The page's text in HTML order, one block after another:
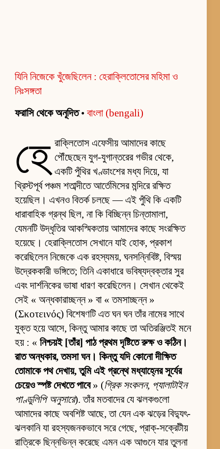
যিনি নিজেকে খুঁজেছিলেন : হেরাক্লিতোসের মহিমা ও
নিঃসঙ্গতা
ফরাসি থেকে অনূদিত• বাংলা (bengali)
হে রাক্লিতোস এফেসীয় আমাদের কাছে
পৌঁছেছেন যুগ-যুগান্তরের গভীর থেকে,
একটি পুঁথির খণ্ডাংশের মধ্য দিয়ে, যা
খ্রিস্টপূর্ব পঞ্চম শতাব্দীতে আর্তেমিসের মন্দিরে রক্ষিত
হয়েছিল। এখনও বিতর্ক চলছে — এই পুঁথি কি একটি
ধারাবাহিক গ্রন্থ ছিল, না কি বিচ্ছিন্ন চিন্তামালা,
যেমনটি উদ্ধৃতির আকস্মিকতায় আমাদের কাছে সংরক্ষিত
হয়েছে। হেরাক্লিতোস সেখানে যাই হোক, প্রকাশ
করেছিলেন নিজেকে এক রহস্যময়, ঘনসন্নিবিষ্ট, বিস্ময়
উদ্রেককারী ভঙ্গিতে; তিনি একাধারে ভবিষ্যদ্বক্তার সুর
এবং দার্শনিকের ভাষা ধারণ করেছিলেন। সেখান থেকেই
সেই « অন্ধকারাচ্ছন্ন » বা « তমসাচ্ছন্ন »
(Σκοτεινός) বিশেষণটি এত ঘন ঘন তাঁর নামের সাথে
যুক্ত হয়ে আসে, কিন্তু আমার কাছে তা অতিরঞ্জিতই মনে
হয় : « নিশ্চয়ই [তাঁর] পাঠ প্রথম দৃষ্টিতে রুক্ষ ও কঠিন।
রাত অন্ধকার, তমসা ঘন। কিন্তু যদি কোনো দীক্ষিত
তোমাকে পথ দেখায়, তুমি এই গ্রন্থে মধ্যাহ্নের সূর্যের
চেয়েও স্পষ্ট দেখতে পাবে» (গ্রিক সংকলন, প্যালাটাইন
পাণ্ডুলিপি অনুসারে). তাঁর মতবাদের যে ঝলকগুলো
আমাদের কাছে অবশিষ্ট আছে, তা যেন এক ঝড়ের বিদ্যুৎ-
ঝলকানি যা রহস্যজনকভাবে সরে গেছে, প্রাক্-সক্রেটীয়
রাত্রিকে ছিন্নভিন্ন করেছে এমন এক আগুনে যার তুলনা